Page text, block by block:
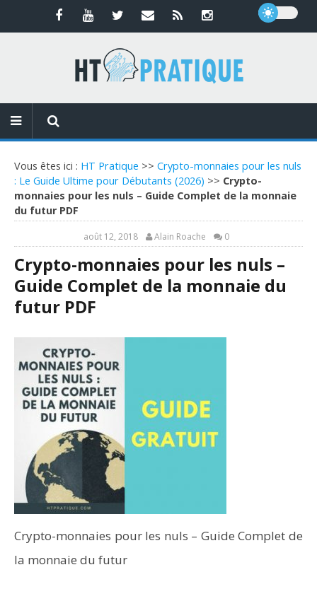
Vous êtes ici : HT Pratique >> Crypto-monnaies pour les nuls
: Le Guide Ultime pour Débutants (2026) >> Crypto-
monnaies pour les nuls – Guide Complet de la monnaie
du futur PDF
août 12, 2018 Alain Roache 0
Crypto-monnaies pour les nuls –
Guide Complet de la monnaie du
futur PDF
Crypto-monnaies pour les nuls – Guide Complet de
la monnaie du futur